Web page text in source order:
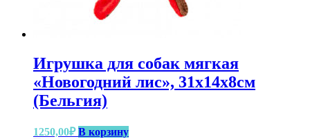
Игрушка для собак мягкая
«Новогодний лис», 31х14х8см
(Бельгия)
1250,00₽ В корзину